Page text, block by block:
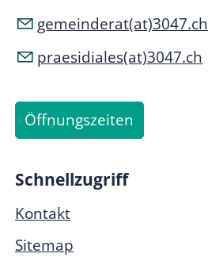
gemeinderat(at)3047.ch
praesidiales(at)3047.ch
Öffnungszeiten
Schnellzugriff
Kontakt
Sitemap